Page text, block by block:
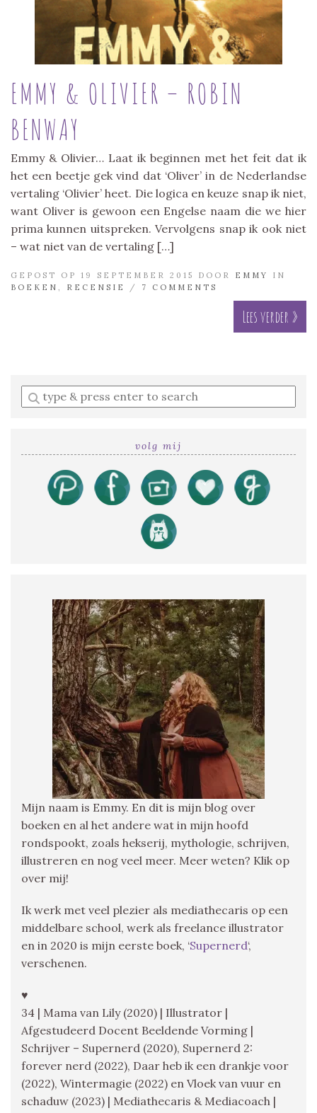
EMMY & OLIVIER – ROBIN
BENWAY
Emmy & Olivier… Laat ik beginnen met het feit dat ik
het een beetje gek vind dat ‘Oliver’ in de Nederlandse
vertaling ‘Olivier’ heet. Die logica en keuze snap ik niet,
want Oliver is gewoon een Engelse naam die we hier
prima kunnen uitspreken. Vervolgens snap ik ook niet
– wat niet van de vertaling […]
GEPOST OP 19 SEPTEMBER 2015 DOOR EMMY
IN
BOEKEN
RECENSIE / 7 COMMENTS
Lees verder »
Enter
a
volg mij
Mijn naam is Emmy. En dit is mijn blog over
boeken en al het andere wat in mijn hoofd
rondspookt, zoals hekserij, mythologie, schrijven,
illustreren en nog veel meer. Meer weten? Klik op
over mij!
Ik werk met veel plezier als mediathecaris op een
middelbare school, werk als freelance illustrator
en in 2020 is mijn eerste boek, ‘Supernerd‘,
verschenen.
♥
34 | Mama van Lily (2020) | Illustrator |
Afgestudeerd Docent Beeldende Vorming |
Schrijver – Supernerd (2020), Supernerd 2:
forever nerd (2022), Daar heb ik een drankje voor
(2022), Wintermagie (2022) en Vloek van vuur en
schaduw (2023) | Mediathecaris & Mediacoach |